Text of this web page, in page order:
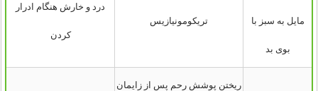
مایل به سبز با
بوی بد
تریکومونیازیس
درد و خارش هنگام ادرار
کردن
ریختن پوشش رحم پس از زایمان